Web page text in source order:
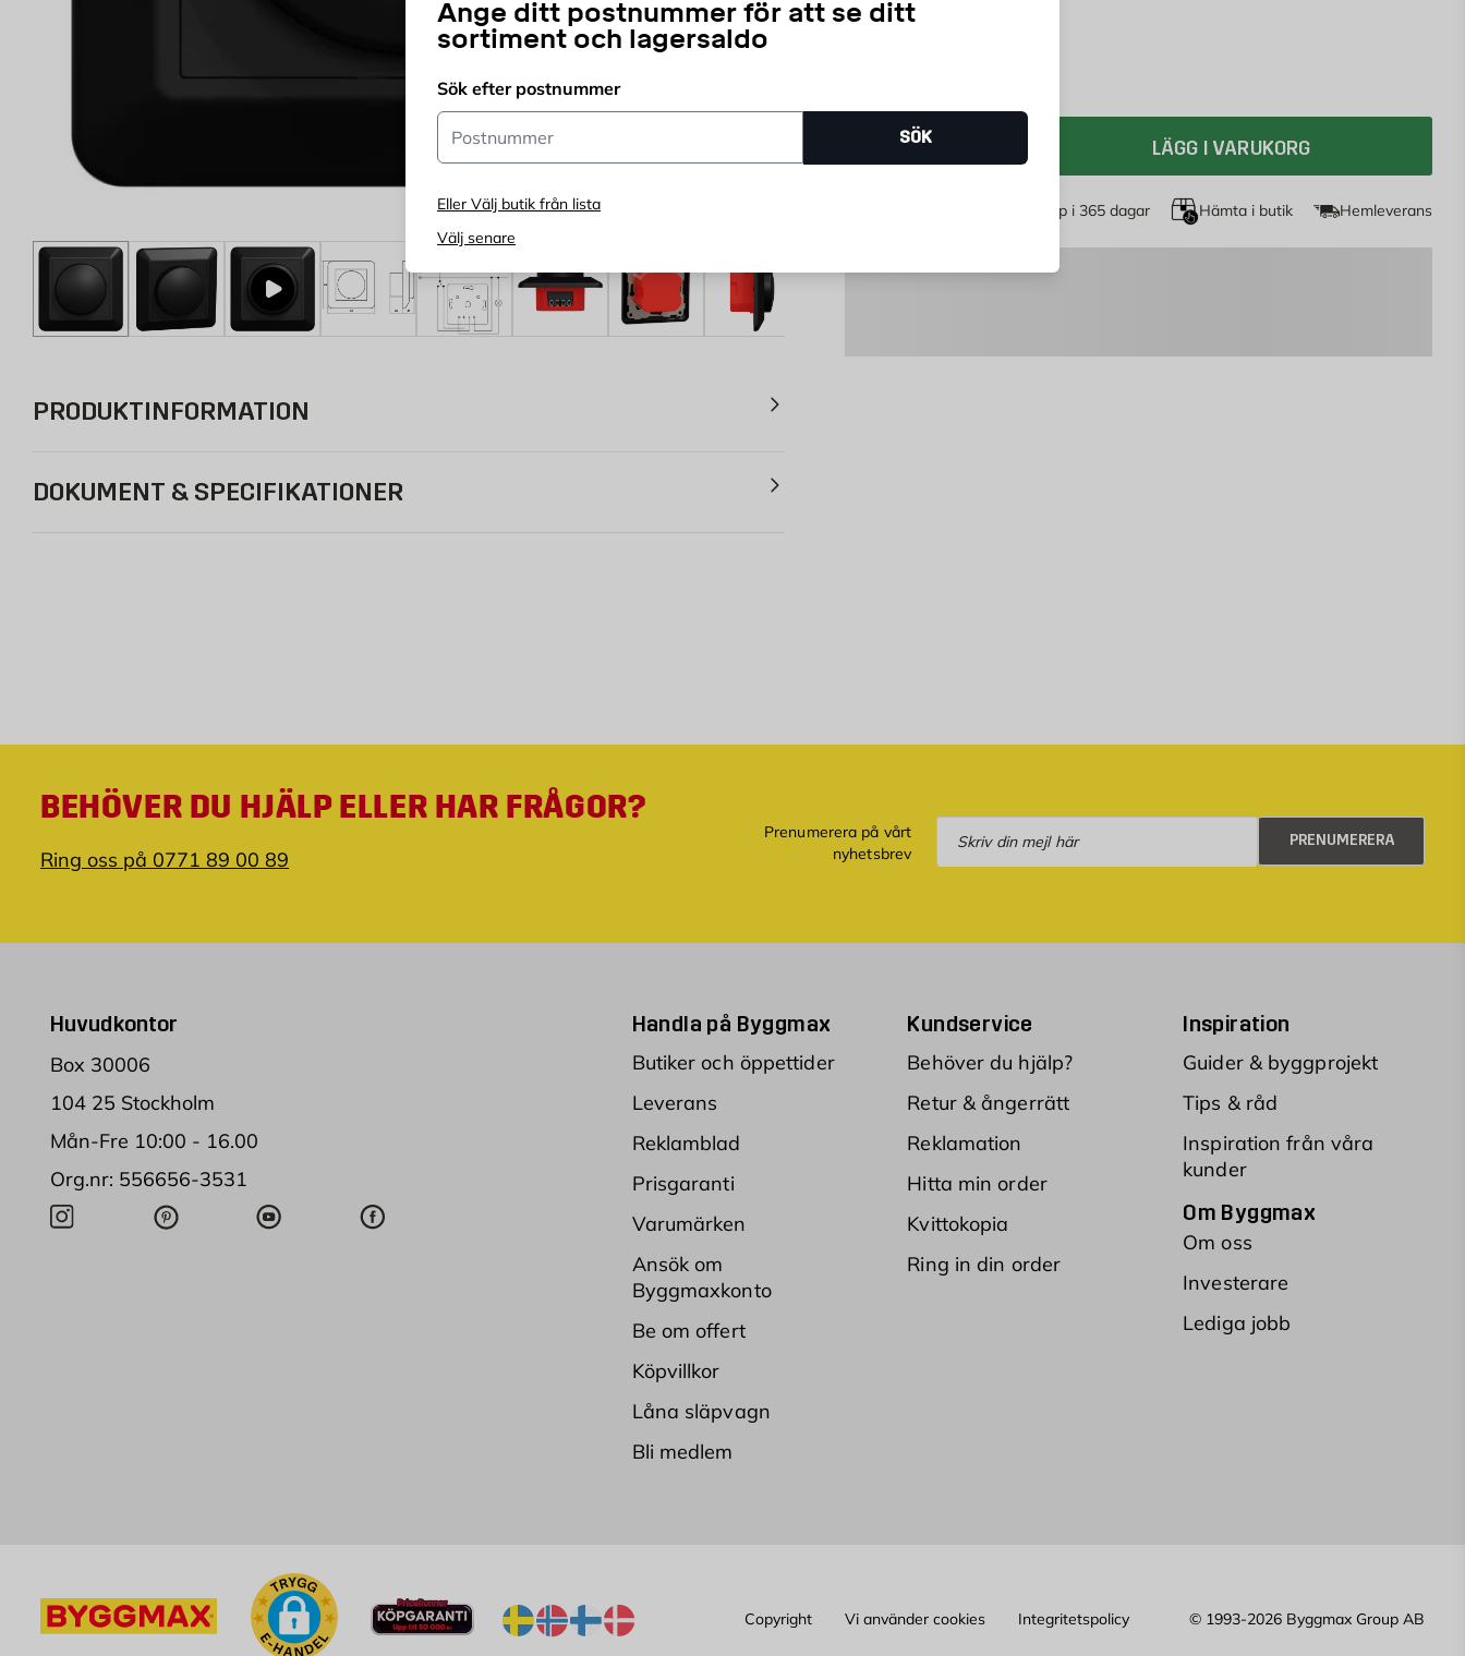
Ange ditt postnummer för att se ditt
sortiment och lagersaldo
Sök efter postnummer
Postnummer
SÖK
Eller Välj butik från lista
Välj senare
PRODUKTINFORMATION
DOKUMENT & SPECIFIKATIONER
LÄGG I VARUKORG
Öppet köp i 365 dagar Hämta i butik Hemleverans
BEHÖVER DU HJÄLP ELLER HAR FRÅGOR?
Ring oss på 0771 89 00 89
Prenumerera på vårt
nyhetsbrev
Prenumerera
PRENUMERERA
Huvudkontor
Box 30006
104 25 Stockholm
Mån-Fre 10:00 - 16.00
Org.nr: 556656-3531
Handla på Byggmax
Butiker och öppettider
Leverans
Reklamblad
Prisgaranti
Varumärken
Ansök om
Byggmaxkonto
Be om offert
Köpvillkor
Låna släpvagn
Bli medlem
Kundservice
Behöver du hjälp?
Retur & ångerrätt
Reklamation
Hitta min order
Kvittokopia
Ring in din order
Inspiration
Guider & byggprojekt
Tips & råd
Inspiration från våra
kunder
Om Byggmax
Om oss
Investerare
Lediga jobb
Copyright Vi använder cookies Integritetspolicy © 1993-2026 Byggmax Group AB